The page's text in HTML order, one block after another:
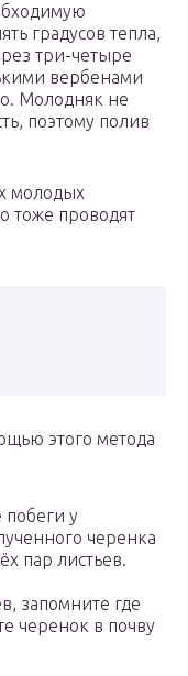
градусов тепла,
три-четыре
вербенами
Молодняк не
поэтому полив
молодых
тоже проводят
этого метода
у
черенка
пар листьев.
запомните где
черенок в почву